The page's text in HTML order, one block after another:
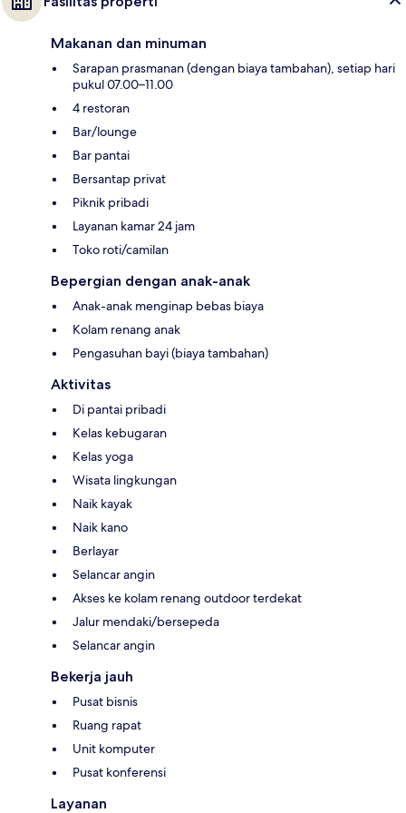
Makanan dan minuman
Sarapan prasmanan (dengan biaya tambahan), setiap hari
pukul 07.00–11.00
4 restoran
Bar/lounge
Bar pantai
Bersantap privat
Piknik pribadi
Layanan kamar 24 jam
Toko roti/camilan
Bepergian dengan anak-anak
Anak-anak menginap bebas biaya
Kolam renang anak
Pengasuhan bayi (biaya tambahan)
Aktivitas
Di pantai pribadi
Kelas kebugaran
Kelas yoga
Wisata lingkungan
Naik kayak
Naik kano
Berlayar
Selancar angin
Akses ke kolam renang outdoor terdekat
Jalur mendaki/bersepeda
Selancar angin
Bekerja jauh
Pusat bisnis
Ruang rapat
Unit komputer
Pusat konferensi
Layanan